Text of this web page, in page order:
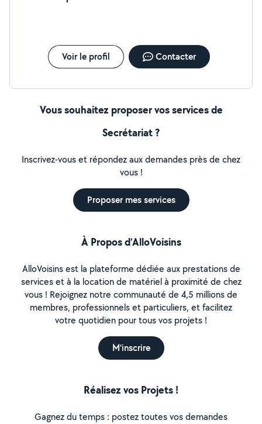
Sérieux(se), dynamique et polyvalent(e), je m'adapte
rapidement à de nouveaux environnements et je
m'investis pleinement dans les missions qui me sont
développer mon sens de l'écoute grâce à une
Voir le profil Contacter
Vous souhaitez proposer vos services de
Secrétariat ?
Inscrivez-vous et répondez aux demandes près de chez
vous !
Proposer mes services
À Propos d’AlloVoisins
AlloVoisins est la plateforme dédiée aux prestations de
services et à la location de matériel à proximité de chez
vous ! Rejoignez notre communauté de 4,5 millions de
membres, professionnels et particuliers, et facilitez
votre quotidien pour tous vos projets !
M'inscrire
Réalisez vos Projets !
Gagnez du temps : postez toutes vos demandes